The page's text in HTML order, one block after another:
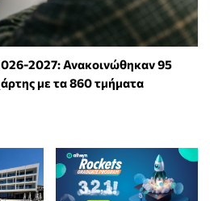
2027: Ανακοινώθηκαν 95
με τα 860 τμήματα